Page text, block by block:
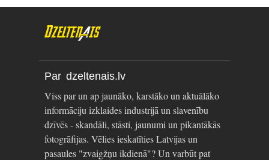
Par dzeltenais.lv
Viss par un ap jaunāko, karstāko un aktuālāko
informāciju izklaides industrijā un slavenību
dzīvēs - skandāli, stāsti, jaunumi un pikantākās
fotogrāfijas. Vēlies ieskatīties Latvijas un
pasaules "zvaigžņu ikdienā"? Un varbūt pat